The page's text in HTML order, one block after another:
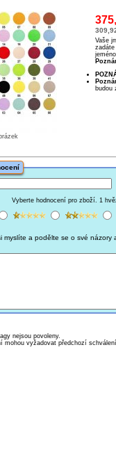
Vaše
budou
Vyberte hodnocení pro zboží. 1
myslíte a podělte se o své
nejsou povoleny.
mohou vyžadovat předchozí